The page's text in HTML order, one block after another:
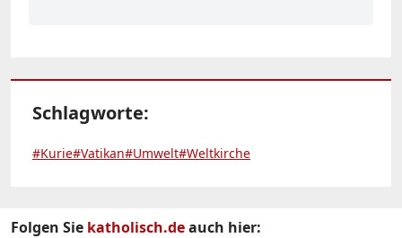
Schlagworte:
#Kurie#Vatikan#Umwelt#Weltkirche
Folgen Sie katholisch.deauch hier: